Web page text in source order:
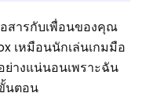
สารกับเพื่อนของคุณ
เหมือนนักเล่นเกมมือ
างแน่นอนเพราะฉัน
นตอน